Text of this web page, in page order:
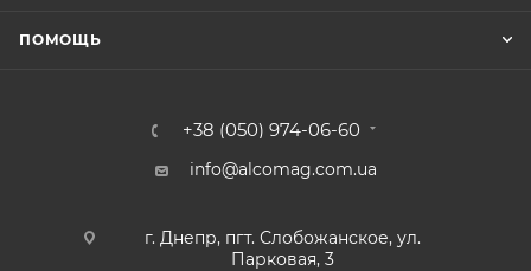
ПОМОЩЬ
+38 (050) 974-06-60
info@alcomag.com.ua
г. Днепр, пгт. Слобожанское, ул.
Парковая, 3